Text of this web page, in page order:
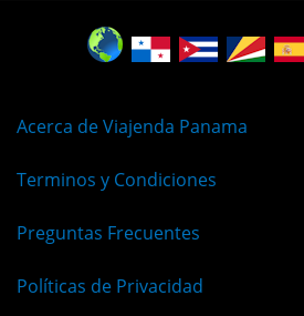
Acerca de Viajenda Panama
Terminos y Condiciones
Preguntas Frecuentes
Políticas de Privacidad